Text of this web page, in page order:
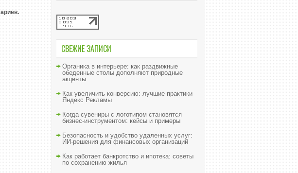
СВЕЖИЕ ЗАПИСИ
Органика в интерьере: как раздвижные
обеденные столы дополняют природные
акценты
Как увеличить конверсию: лучшие практики
Яндекс Рекламы
Когда сувениры с логотипом становятся
бизнес-инструментом: кейсы и примеры
Безопасность и удобство удаленных услуг:
ИИ-решения для финансовых организаций
Как работает банкротство и ипотека: советы
по сохранению жилья